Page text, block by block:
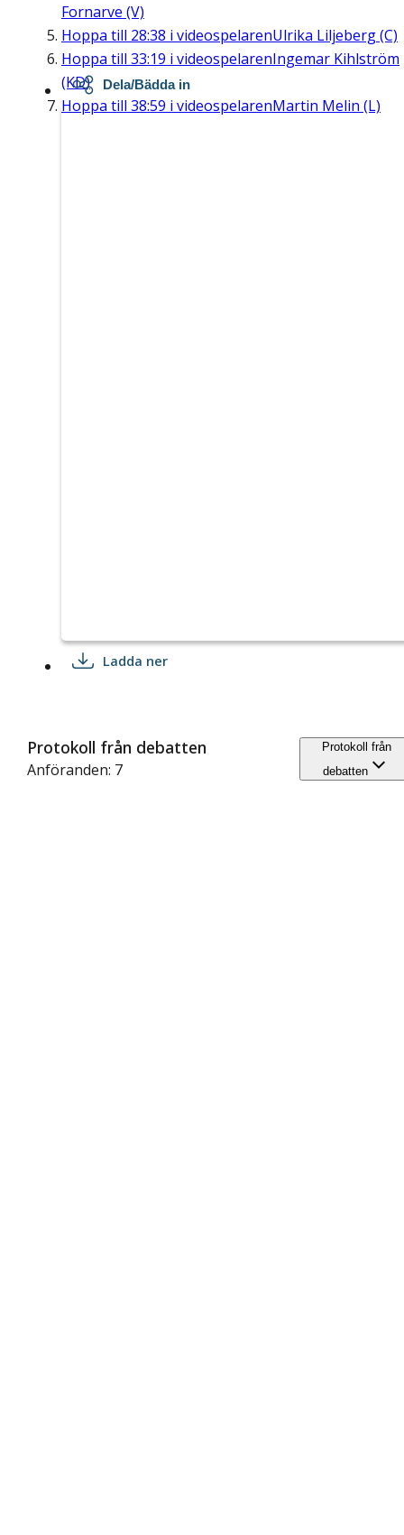
Fornarve (V)
Hoppa till 28:38 i videospelarenUlrika Liljeberg (C)
Hoppa till 33:19 i videospelarenIngemar Kihlström
(KD)
Hoppa till 38:59 i videospelarenMartin Melin (L)
Dela/Bädda in
Ladda ner
Protokoll från debatten
Anföranden: 7
Protokoll från
debatten